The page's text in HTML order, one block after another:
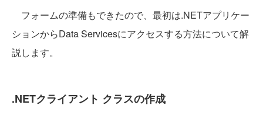
フォームの準備もできたので、最初は.NETアプリケー
ションからData Servicesにアクセスする方法について解
説します。
.NETクライアント クラスの作成